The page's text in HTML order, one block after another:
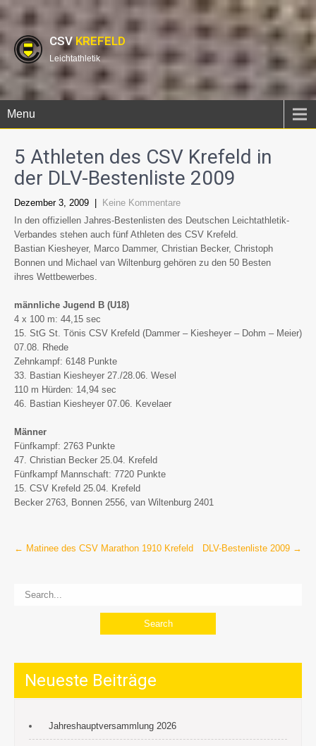
CSVKREFELD
Leichtathletik
Menu
5 Athleten des CSV Krefeld in
der DLV-Bestenliste 2009
Dezember 3, 2009
Keine Kommentare
In den offiziellen Jahres-Bestenlisten des Deutschen Leichtathletik-
Verbandes stehen auch fünf Athleten des CSV Krefeld.
Bastian Kiesheyer, Marco Dammer, Christian Becker, Christoph
Bonnen und Michael van Wiltenburg gehören zu den 50 Besten
ihres Wettbewerbes.
männliche Jugend B (U18)
4 x 100 m: 44,15 sec
15. StG St. Tönis CSV Krefeld (Dammer – Kiesheyer – Dohm – Meier)
07.08. Rhede
Zehnkampf: 6148 Punkte
33. Bastian Kiesheyer 27./28.06. Wesel
110 m Hürden: 14,94 sec
46. Bastian Kiesheyer 07.06. Kevelaer
Männer
Fünfkampf: 2763 Punkte
47. Christian Becker 25.04. Krefeld
Fünfkampf Mannschaft: 7720 Punkte
15. CSV Krefeld 25.04. Krefeld
Becker 2763, Bonnen 2556, van Wiltenburg 2401
Post
← Matinee des CSV Marathon 1910 Krefeld DLV-Bestenliste 2009 →
Neueste Beiträge
Jahreshauptversammlung 2026